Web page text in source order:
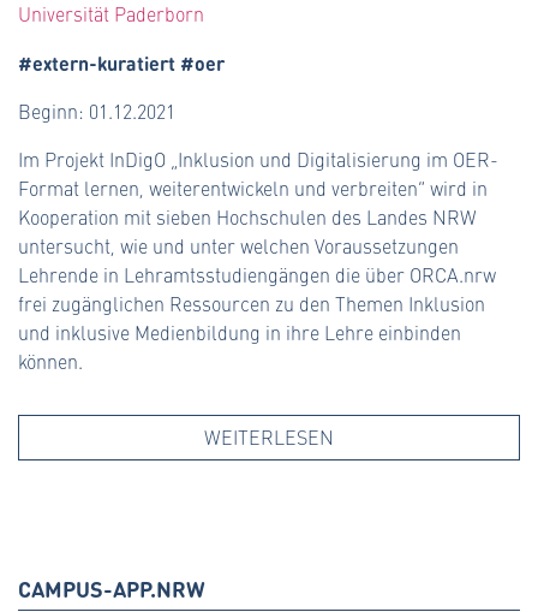
Universität Paderborn
#extern-kuratiert #oer
Beginn: 01.12.2021
Im Projekt InDigO „Inklusion und Digitalisierung im OER-
Format lernen, weiterentwickeln und verbreiten“ wird in
Kooperation mit sieben Hochschulen des Landes NRW
untersucht, wie und unter welchen Voraussetzungen
Lehrende in Lehramtsstudiengängen die über ORCA.nrw
frei zugänglichen Ressourcen zu den Themen Inklusion
und inklusive Medienbildung in ihre Lehre einbinden
können.
WEITERLESEN
CAMPUS-APP.NRW